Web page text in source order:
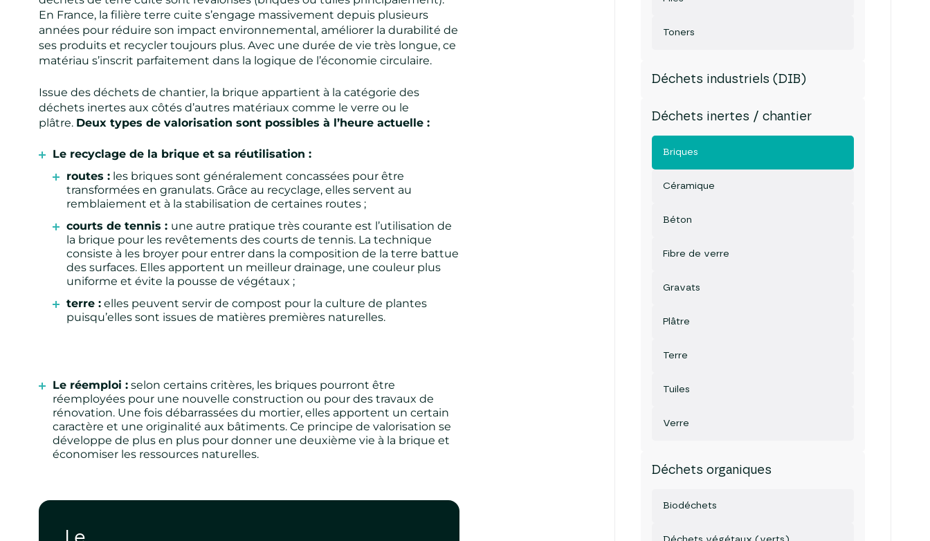
En France, la filière terre cuite s’engage massivement depuis plusieurs
années pour réduire son impact environnemental, améliorer la durabilité de
ses produits et recycler toujours plus. Avec une durée de vie très longue, ce
matériau s’inscrit parfaitement dans la logique de l’économie circulaire.
Issue des déchets de chantier, la brique appartient à la catégorie des
déchets inertes aux côtés d’autres matériaux comme le verre ou le
plâtre. Deux types de valorisation sont possibles à l’heure actuelle :
Le recyclage de la brique et sa réutilisation :
routes : les briques sont généralement concassées pour être
transformées en granulats. Grâce au recyclage, elles servent au
remblaiement et à la stabilisation de certaines routes ;
courts de tennis : une autre pratique très courante est l’utilisation de
la brique pour les revêtements des courts de tennis. La technique
consiste à les broyer pour entrer dans la composition de la terre battue
des surfaces. Elles apportent un meilleur drainage, une couleur plus
uniforme et évite la pousse de végétaux ;
terre : elles peuvent servir de compost pour la culture de plantes
puisqu’elles sont issues de matières premières naturelles.
Le réemploi : selon certains critères, les briques pourront être
réemployées pour une nouvelle construction ou pour des travaux de
rénovation. Une fois débarrassées du mortier, elles apportent un certain
caractère et une originalité aux bâtiments. Ce principe de valorisation se
développe de plus en plus pour donner une deuxième vie à la brique et
économiser les ressources naturelles.
Toners
Déchets industriels (DIB)
Déchets inertes / chantier
Briques
Céramique
Béton
Fibre de verre
Gravats
Plâtre
Terre
Tuiles
Verre
Déchets organiques
Biodéchets